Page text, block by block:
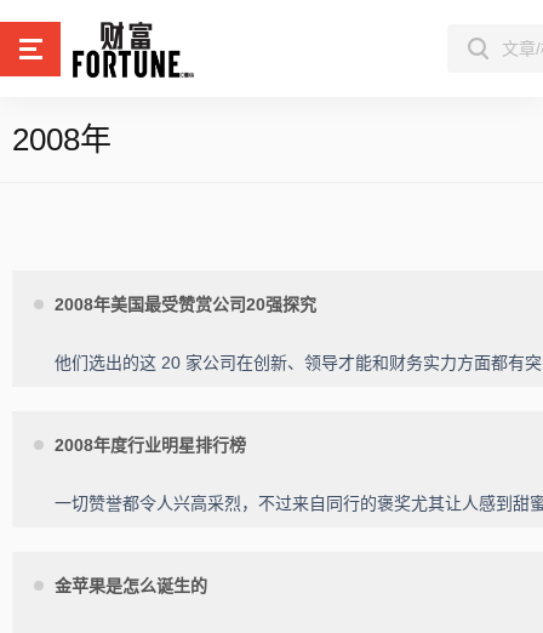
2008年
2008年美国最受赞赏公司20强探究
他们选出的这 20 家公司在创新、领导才能和财务实力方面都有
2008年度行业明星排行榜
一切赞誉都令人兴高采烈，不过来自同行的褒奖尤其让人感到甜
金苹果是怎么诞生的